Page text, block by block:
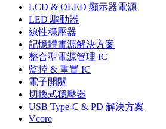
LCD & OLED 顯示器電源
LED 驅動器
線性穩壓器
記憶體電源解決方案
整合型電源管理 IC
監控 & 重置 IC
電子開關
切換式穩壓器
USB Type-C & PD 解決方案
Vcore